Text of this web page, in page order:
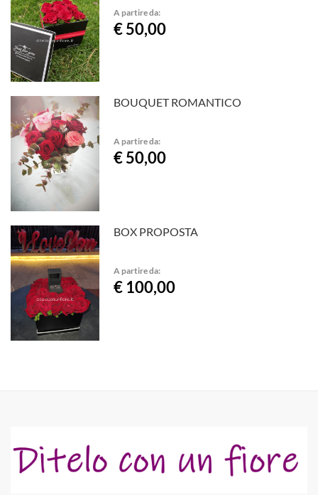
A partire da:
€ 50,00
BOUQUET ROMANTICO
A partire da:
€ 50,00
BOX PROPOSTA
A partire da:
€ 100,00